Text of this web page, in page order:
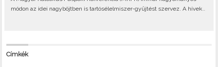
módon az idei nagyböjtben is tartósélelmiszer-gyűjtést szervez. A hívek..
Címkék